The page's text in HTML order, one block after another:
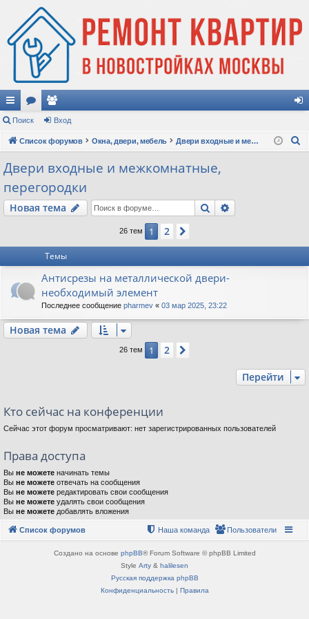
с
ы
лк
ор
ум
ол
ьз
ел
д
Поиск Вход
Список форумов Окна, двери, мебель Двери входные и межкомнатные, перегородки
Двери входные и межкомнатные,
перегородки
Новая тема Поиск
26 тем 1 2
Темы
Антисрезы на металлической двери-
необходимый элемент
Последнее сообщение pharmev « 03 мар 2025, 23:22
Новая тема
26 тем 1 2
Перейти
Кто сейчас на конференции
Сейчас этот форум просматривают: нет зарегистрированных пользователей
Права доступа
Вы не можете начинать темы
Вы не можете отвечать на сообщения
Вы не можете редактировать свои сообщения
Вы не можете удалять свои сообщения
Вы не можете добавлять вложения
Список форумов Пользователи
Наша команда
Создано на основе phpBB® Forum Software © phpBB Limited
Style Arty & halilesen
Русская поддержка phpBB
Конфиденциальность| Правила